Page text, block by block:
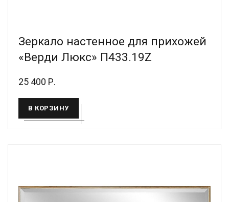
Зеркало настенное для прихожей
«Верди Люкс» П433.19Z
25 400 Р.
В КОРЗИНУ